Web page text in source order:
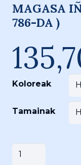
MAGASA
786-DA )
Koloreak
Tamainak